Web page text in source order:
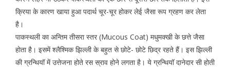
क्रिया के कारण खाया हुआ पदार्थ चूर-चूर होकर लेई जैसा रूप ग्रहण कर लेता
है।
पाकस्थली का अन्तिम तीसरा स्तर (Mucous Coat) मधुमक्खी के छत्ते जैसा
होता है। इसमें श्लैश्मिक झिल्ली के बहुत से छोटे- छोटे छिद्र रहते हैं। इस झिल्ली
की ग्रन्थियॉ में उत्तेजना होते रस स्राव होने लगता है। ये ग्रन्थियॉ दानेदार सी होती